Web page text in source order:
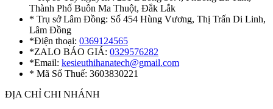
Thành Phố Buôn Ma Thuột, Đắk Lắk
* Trụ sở Lâm Đồng: Số 454 Hùng Vương, Thị Trấn Di Linh,
Lâm Đồng
*Điện thoại: 0369124565
*ZALO BÁO GIÁ: 0329576282
*Email: kesieuthihanatech@gmail.com
* Mã Số Thuế: 3603830221
ĐỊA CHỈ CHI NHÁNH